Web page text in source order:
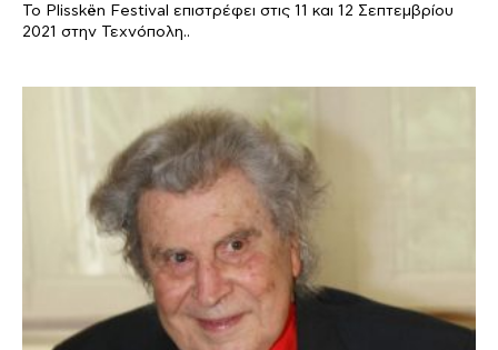
To Plisskën Festival επιστρέφει στις 11 και 12 Σεπτεμβρίου
2021 στην Τεχνόπολη..